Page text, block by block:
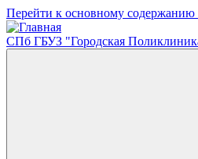
Перейти к основному содержанию
СПб ГБУЗ "Городская